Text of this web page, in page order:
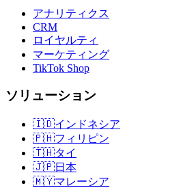
アナリティクス
CRM
ロイヤルティ
マーケティング
TikTok Shop
ソリューション
🇮🇩インドネシア
🇵🇭フィリピン
🇹🇭タイ
🇯🇵日本
🇲🇾マレーシア